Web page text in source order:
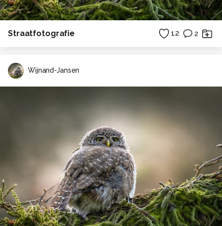
Straatfotografie 12 2
Wijnand-Jansen